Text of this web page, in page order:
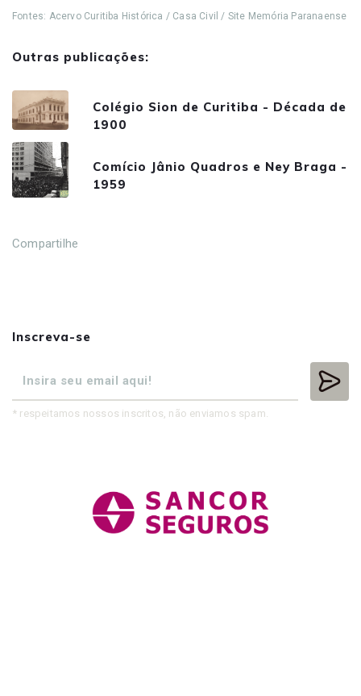
Fontes: Acervo Curitiba Histórica / Casa Civil / Site Memória Paranaense
Outras publicações:
Colégio Sion de Curitiba - Década de
1900
Comício Jânio Quadros e Ney Braga -
1959
Compartilhe
Inscreva-se
* respeitamos nossos inscritos, não enviamos spam.